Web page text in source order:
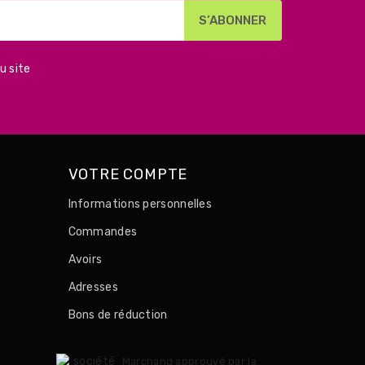
site
VOTRE COMPTE
Informations personnelles
Commandes
Avoirs
Adresses
Bons de réduction
Marchand approuvé par la